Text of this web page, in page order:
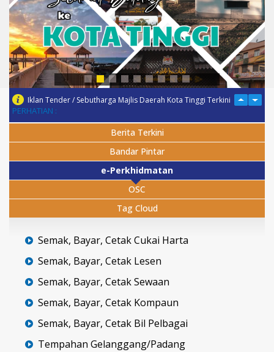
PERHATIAN :
Iklan Tender / Sebutharga Majlis Daerah Kota Tinggi Terkini
Berita Terkini
Bandar Pintar
e-Perkhidmatan
OSC
Tag Cloud
Semak, Bayar, Cetak Cukai Harta
Semak, Bayar, Cetak Lesen
Semak, Bayar, Cetak Sewaan
Semak, Bayar, Cetak Kompaun
Semak, Bayar, Cetak Bil Pelbagai
Tempahan Gelanggang/Padang